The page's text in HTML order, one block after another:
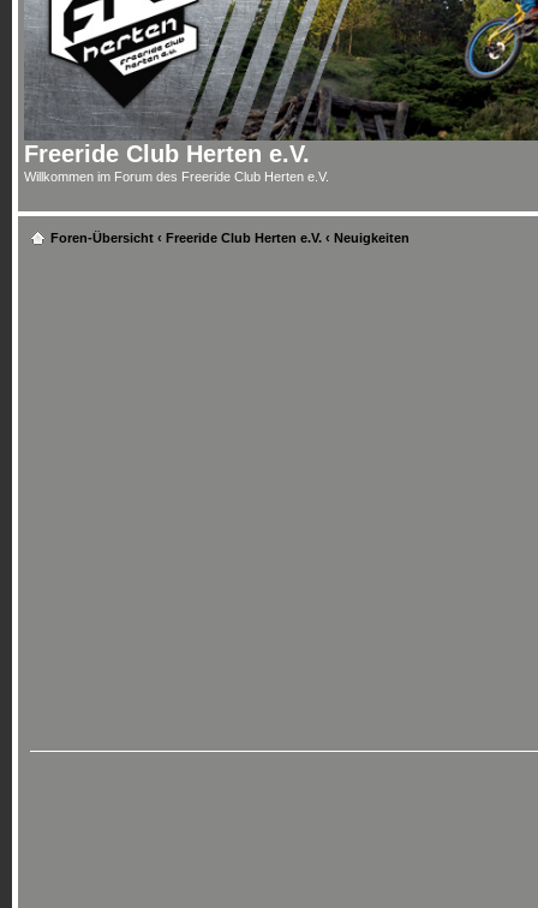
Freeride Club Herten e.V.
Willkommen im Forum des Freeride Club Herten e.V.
Foren-Übersicht ‹ Freeride Club Herten e.V. ‹ Neuigkeiten